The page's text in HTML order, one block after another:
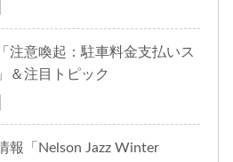
注意喚起：駐車料金支払いス
＆注目トピック
報「Nelson Jazz Winter